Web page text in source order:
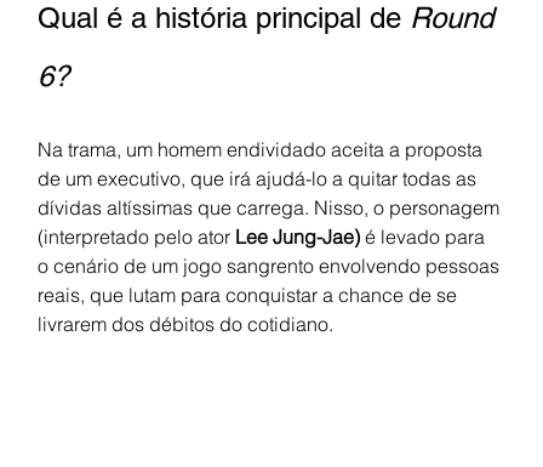
Qual é a história principal de Round
6?
Na trama, um homem endividado aceita a proposta
de um executivo, que irá ajudá-lo a quitar todas as
dívidas altíssimas que carrega. Nisso, o personagem
(interpretado pelo ator Lee Jung-Jae) é levado para
o cenário de um jogo sangrento envolvendo pessoas
reais, que lutam para conquistar a chance de se
livrarem dos débitos do cotidiano.